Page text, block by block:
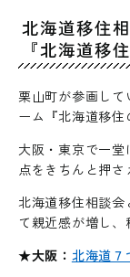
北海道移住
『北海道移
栗山町が参画し
ーム『北海道移住
大阪・東京で一
点をきちんと押さ
北海道移住相談会
て親近感が増し
★大阪： 北海道７